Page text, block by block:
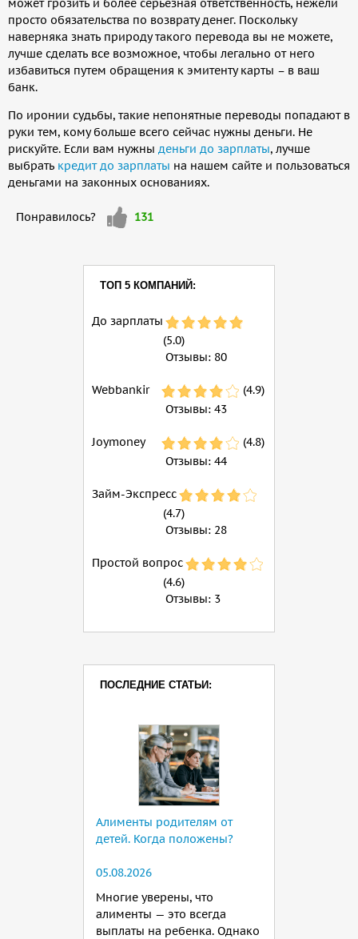
может грозить и более серьезная ответственность, нежели
просто обязательства по возврату денег. Поскольку
наверняка знать природу такого перевода вы не можете,
лучше сделать все возможное, чтобы легально от него
избавиться путем обращения к эмитенту карты – в ваш
банк.
По иронии судьбы, такие непонятные переводы попадают в
руки тем, кому больше всего сейчас нужны деньги. Не
рискуйте. Если вам нужны деньги до зарплаты, лучше
выбрать кредит до зарплаты на нашем сайте и пользоваться
деньгами на законных основаниях.
Понравилось?
Мне
нравится
131
ТОП 5 КОМПАНИЙ:
До зарплаты
(5.0)
Отзывы: 80
Webbankir
(4.9)
Отзывы: 43
Joymoney
(4.8)
Отзывы: 44
Займ-Экспресс
(4.7)
Отзывы: 28
Простой вопрос
(4.6)
Отзывы: 3
ПОСЛЕДНИЕ СТАТЬИ:
Алименты родителям от
детей. Когда положены?
05.08.2026
Многие уверены, что
алименты — это всегда
выплаты на ребенка. Однако